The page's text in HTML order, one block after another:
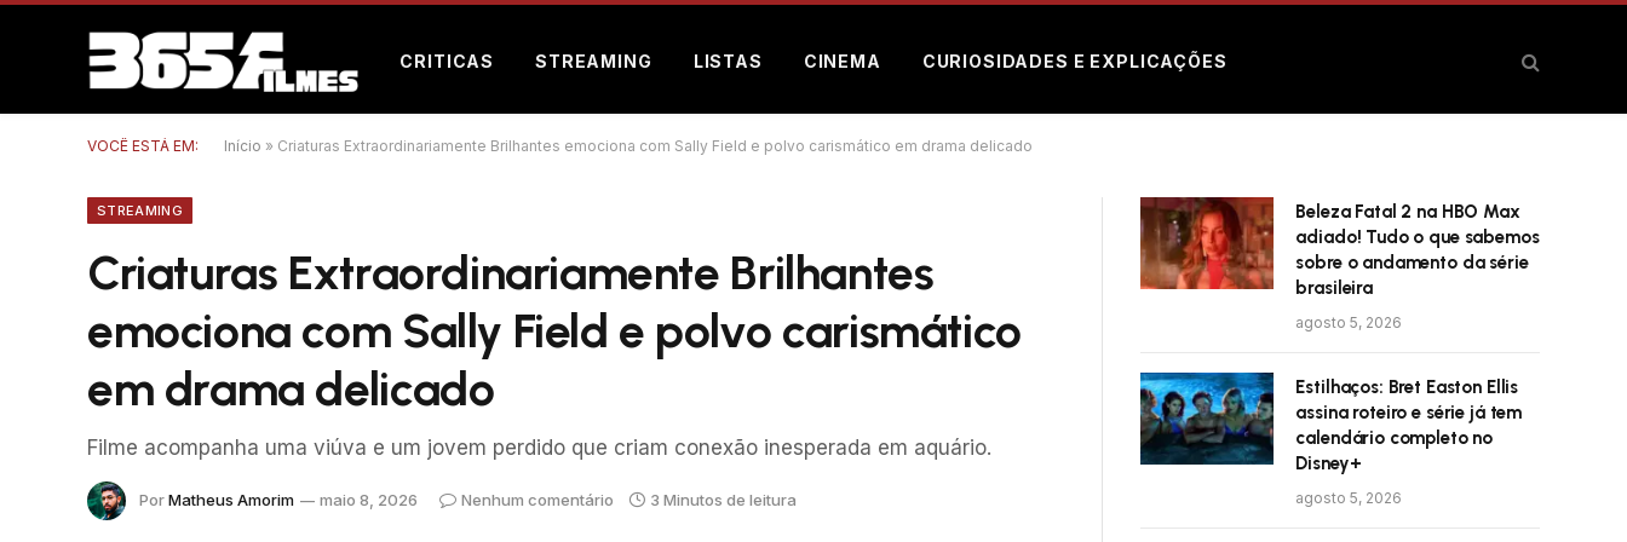
CRITICAS STREAMING LISTAS CINEMA CURIOSIDADES E EXPLICAÇÕES
VOCÊ ESTÁ EM: Início » Criaturas Extraordinariamente Brilhantes emociona com Sally Field e polvo carismático em drama delicado
STREAMING
Criaturas Extraordinariamente Brilhantes
emociona com Sally Field e polvo carismático
em drama delicado
Filme acompanha uma viúva e um jovem perdido que criam conexão inesperada em aquário.
PorMatheus Amorim maio 8, 2026 Nenhum comentário 3 Minutos de leitura
Beleza Fatal 2 na HBO Max
adiado! Tudo o que sabemos
sobre o andamento da série
brasileira
agosto 5, 2026
Estilhaços: Bret Easton Ellis
assina roteiro e série já tem
calendário completo no
Disney+
agosto 5, 2026